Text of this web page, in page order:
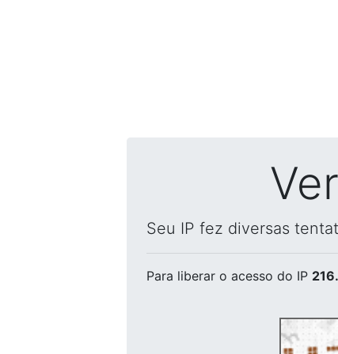
Seu IP fez diversas
Para liberar o acesso do IP